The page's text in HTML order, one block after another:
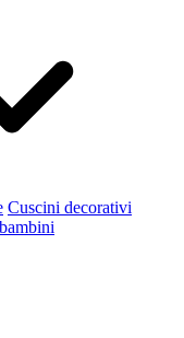
Cuscini decorativi